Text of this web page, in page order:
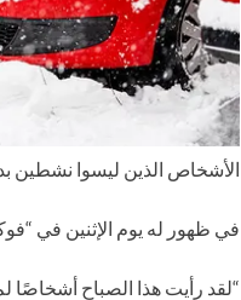
الأشخاص الذين ليسوا نشطين
في ظهور له يوم الإثنين في
“لقد رأيت هذا الصباح أشخاصًا